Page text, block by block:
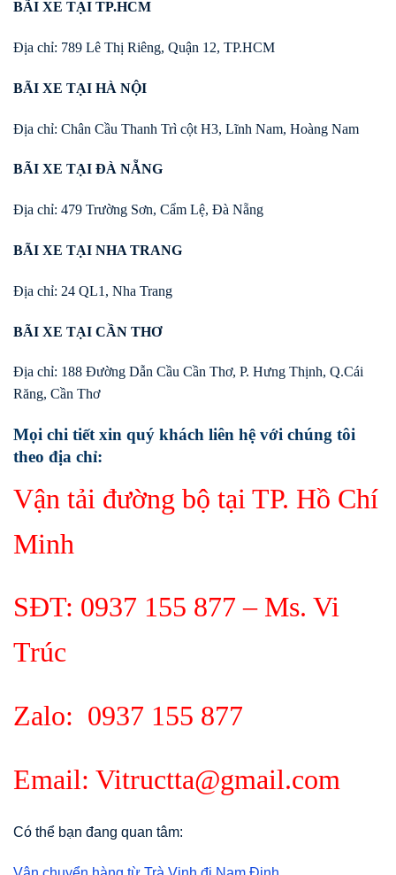
BÃI XE TẠI TP.HCM
Địa chỉ: 789 Lê Thị Riêng, Quận 12, TP.HCM
BÃI XE TẠI HÀ NỘI
Địa chỉ: Chân Cầu Thanh Trì cột H3, Lĩnh Nam, Hoàng Nam
BÃI XE TẠI ĐÀ NẴNG
Địa chỉ: 479 Trường Sơn, Cẩm Lệ, Đà Nẵng
BÃI XE TẠI NHA TRANG
Địa chỉ: 24 QL1, Nha Trang
BÃI XE TẠI CẦN THƠ
Địa chỉ: 188 Đường Dẫn Cầu Cần Thơ, P. Hưng Thịnh, Q.Cái
Răng, Cần Thơ
Mọi chi tiết xin quý khách liên hệ với chúng tôi
theo địa chỉ:
Vận tải đường bộ tại TP. Hồ Chí
Minh
SĐT: 0937 155 877 – Ms. Vi
Trúc
Zalo: 0937 155 877
Email: Vitructta@gmail.com
Có thể bạn đang quan tâm: